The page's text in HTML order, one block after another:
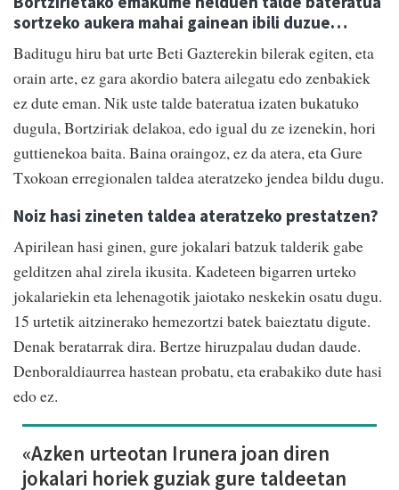
sortzeko aukera mahai gainean ibili duzue…
Baditugu hiru bat urte Beti Gazterekin bilerak egiten, eta
orain arte, ez gara akordio batera ailegatu edo zenbakiek
ez dute eman. Nik uste talde bateratua izaten bukatuko
dugula, Bortziriak delakoa, edo igual du ze izenekin, hori
guttienekoa baita. Baina oraingoz, ez da atera, eta Gure
Txokoan erregionalen taldea ateratzeko jendea bildu dugu.
Noiz hasi zineten taldea ateratzeko prestatzen?
Apirilean hasi ginen, gure jokalari batzuk talderik gabe
gelditzen ahal zirela ikusita. Kadeteen bigarren urteko
jokalariekin eta lehenagotik jaiotako neskekin osatu dugu.
15 urtetik aitzinerako hemezortzi batek baieztatu digute.
Denak beratarrak dira. Bertze hiruzpalau dudan daude.
Denboraldiaurrea hastean probatu, eta erabakiko dute hasi
edo ez.
«Azken urteotan Irunera joan diren
jokalari horiek guziak gure taldeetan